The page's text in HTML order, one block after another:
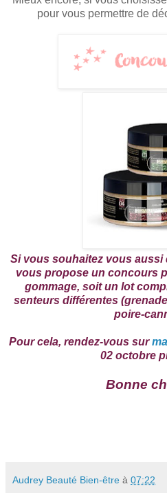
pour vous permettre de
Si vous souhaitez vous
vous propose un concours
gommage, soit un lot
senteurs différentes
poire-
Pour cela, rendez-vous sur
02 octobre
Bonne
Audrey Beauté Bien-être à 07:22